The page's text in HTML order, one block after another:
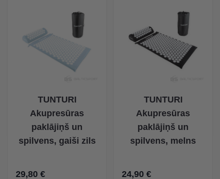
TUNTURI
Akupresūras
paklājiņš un
spilvens, gaiši zils
29,80 €
TUNTURI
Akupresūras
paklājiņš un
spilvens, melns
24,90 €